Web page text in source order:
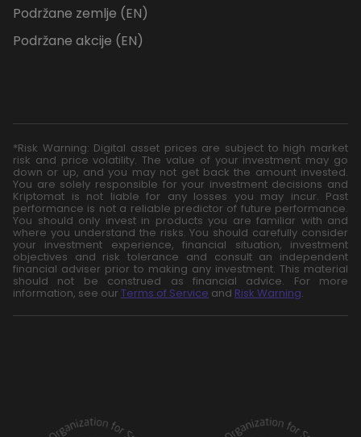
Podržane zemlje (EN)
Podržane akcije (EN)
*Risk Warning: Digital asset prices are subject to high market
risk and price volatility. The value of your investment may go
down or up, and you may not get back the amount invested.
You are solely responsible for your investment decisions and
Kriptomat is not liable for any losses you may incur. Past
performance is not a reliable predictor of future performance.
You should only invest in products you are familiar with and
where you understand the risks. You should carefully consider
your investment experience, financial situation, investment
objectives and risk tolerance and consult an independent
financial adviser prior to making any investment. This material
should not be construed as financial advice. For more
information, see our Terms of Service and Risk Warning.